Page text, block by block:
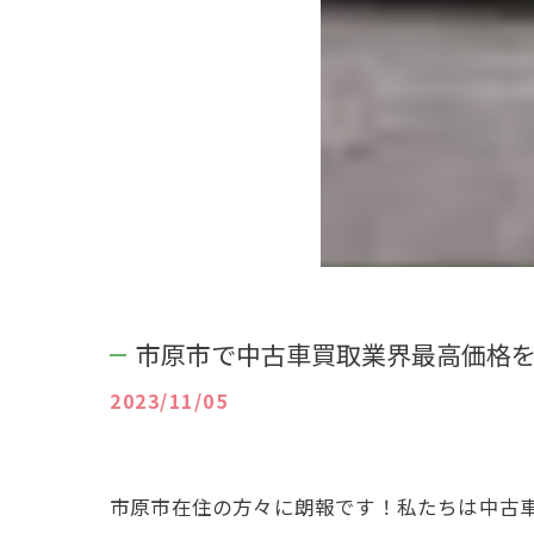
市原市で中古車買取業界最高価格
2023/11/05
市原市在住の方々に朗報です！私たちは中古